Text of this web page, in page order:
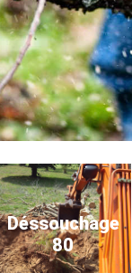
Déssouchage
80